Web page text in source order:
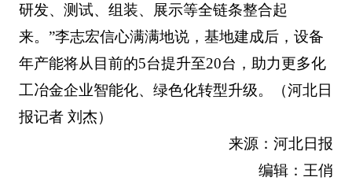
研发、测试、组装、展示等全链条整合起
来。”李志宏信心满满地说，基地建成后，设备
年产能将从目前的5台提升至20台，助力更多化
工冶金企业智能化、绿色化转型升级。（河北日
报记者 刘杰）
来源：河北日报
编辑：王俏